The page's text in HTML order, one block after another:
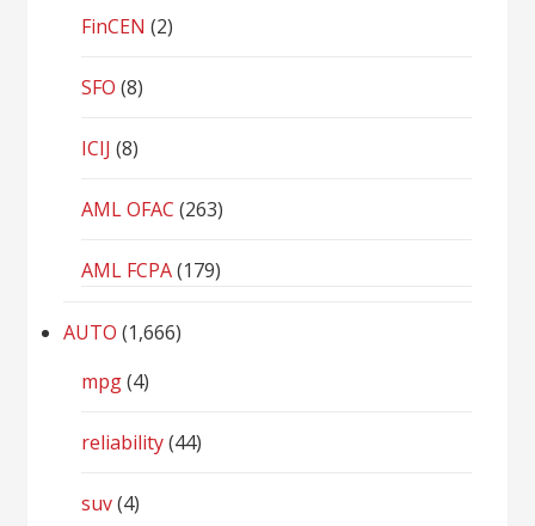
FinCEN (2)
SFO (8)
ICIJ (8)
AML OFAC (263)
AML FCPA(179)
AUTO (1,666)
mpg(4)
reliability(44)
suv(4)